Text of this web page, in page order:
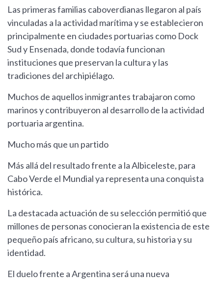
Las primeras familias caboverdianas llegaron al país
vinculadas a la actividad marítima y se establecieron
principalmente en ciudades portuarias como Dock
Sud y Ensenada, donde todavía funcionan
instituciones que preservan la cultura y las
tradiciones del archipiélago.
Muchos de aquellos inmigrantes trabajaron como
marinos y contribuyeron al desarrollo de la actividad
portuaria argentina.
Mucho más que un partido
Más allá del resultado frente a la Albiceleste, para
Cabo Verde el Mundial ya representa una conquista
histórica.
La destacada actuación de su selección permitió que
millones de personas conocieran la existencia de este
pequeño país africano, su cultura, su historia y su
identidad.
El duelo frente a Argentina será una nueva